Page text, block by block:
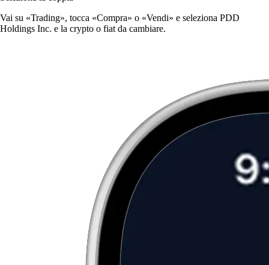
Vai su «Trading», tocca «Compra» o «Vendi» e seleziona PDD
Holdings Inc. e la crypto o fiat da cambiare.